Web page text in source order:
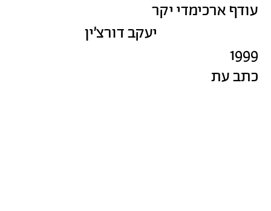
כתב עת
עודף ארכימדי יקר
יעקב דורצ׳ין
1999